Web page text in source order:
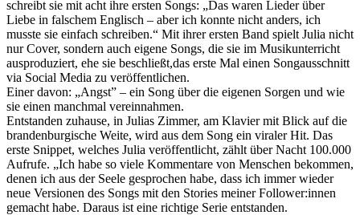
schreibt sie mit acht ihre ersten Songs: „Das waren Lieder über
Liebe in falschem Englisch – aber ich konnte nicht anders, ich
musste sie einfach schreiben.“ Mit ihrer ersten Band spielt Julia nicht
nur Cover, sondern auch eigene Songs, die sie im Musikunterricht
ausproduziert, ehe sie beschließt,das erste Mal einen Songausschnitt
via Social Media zu veröffentlichen.
Einer davon: „Angst” – ein Song über die eigenen Sorgen und wie
sie einen manchmal vereinnahmen.
Entstanden zuhause, in Julias Zimmer, am Klavier mit Blick auf die
brandenburgische Weite, wird aus dem Song ein viraler Hit. Das
erste Snippet, welches Julia veröffentlicht, zählt über Nacht 100.000
Aufrufe. „Ich habe so viele Kommentare von Menschen bekommen,
denen ich aus der Seele gesprochen habe, dass ich immer wieder
neue Versionen des Songs mit den Stories meiner Follower:innen
gemacht habe. Daraus ist eine richtige Serie entstanden.